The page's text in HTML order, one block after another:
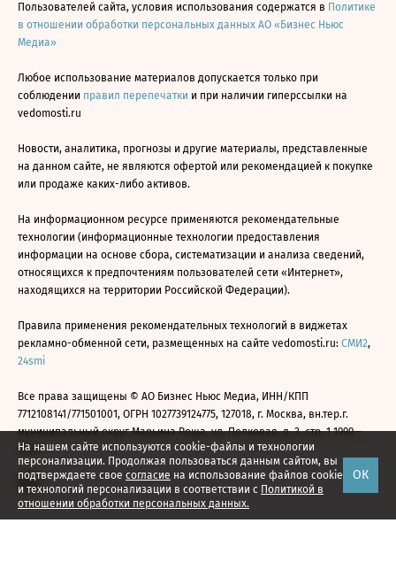
На нашем сайте используются cookie-файлы и технологии
персонализации. Продолжая пользоваться данным сайтом, вы
подтверждаете свое согласие на использование файлов cookie
и технологий персонализации в соответствии с Политикой в
отношении обработки персональных данных.
ОК
Пользователей сайта, условия использования содержатся в Политике
в отношении обработки персональных данных АО «Бизнес Ньюс
Медиа»
Любое использование материалов допускается только при
соблюдении правил перепечатки и при наличии гиперссылки на
vedomosti.ru
Новости, аналитика, прогнозы и другие материалы, представленные
на данном сайте, не являются офертой или рекомендацией к покупке
или продаже каких-либо активов.
На информационном ресурсе применяются рекомендательные
технологии (информационные технологии предоставления
информации на основе сбора, систематизации и анализа сведений,
относящихся к предпочтениям пользователей сети «Интернет»,
находящихся на территории Российской Федерации).
Правила применения рекомендательных технологий в виджетах
рекламно-обменной сети, размещенных на сайте vedomosti.ru: СМИ2,
24smi
Все права защищены © АО Бизнес Ньюс Медиа, ИНН/КПП
7712108141/771501001, ОГРН 1027739124775, 127018, г. Москва, вн.тер.г.
муниципальный округ Марьина Роща, ул. Полковая, д. 3, стр. 1 1999—
2026